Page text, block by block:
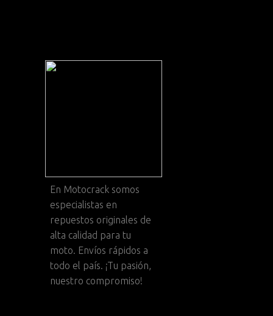
En Motocrack somos
especialistas en
repuestos originales de
alta calidad para tu
moto. Envíos rápidos a
todo el país. ¡Tu pasión,
nuestro compromiso!